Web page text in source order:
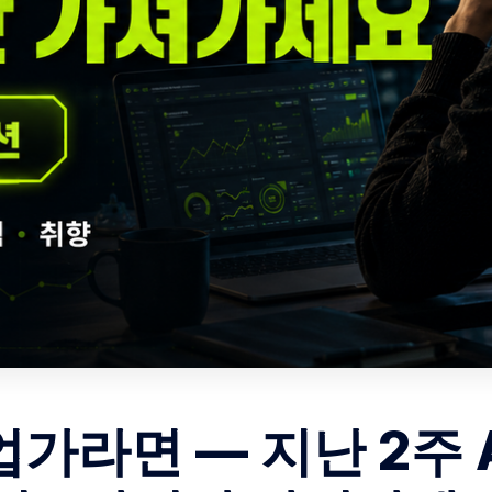
가라면 — 지난 2주